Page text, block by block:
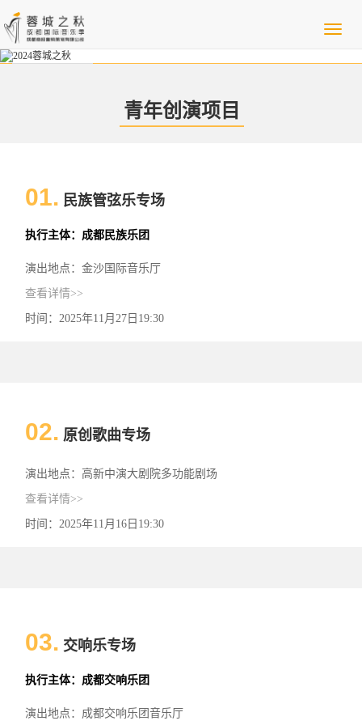
青年创演项目
01. 民族管弦乐专场
执行主体：成都民族乐团
演出地点：金沙国际音乐厅
查看详情>>
时间：2025年11月27日19:30
02. 原创歌曲专场
演出地点：高新中演大剧院多功能剧场
查看详情>>
时间：2025年11月16日19:30
03. 交响乐专场
执行主体：成都交响乐团
演出地点：成都交响乐团音乐厅